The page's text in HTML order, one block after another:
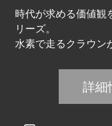
時代が求める価値観
リーズ。
水素で走るクラウン
詳細